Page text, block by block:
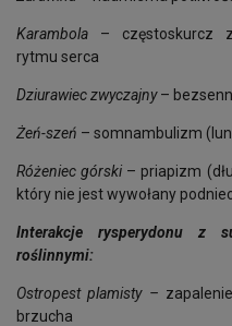
Karambola – częstoskurcz
rytmu serca
Dziurawiec zwyczajny–
Żeń-szeń – somnambulizm
Różeniec górski – priapizm
który nie jest wywołany
Interakcje rysperydonu z
roślinnymi:
Ostropest plamisty –
brzucha